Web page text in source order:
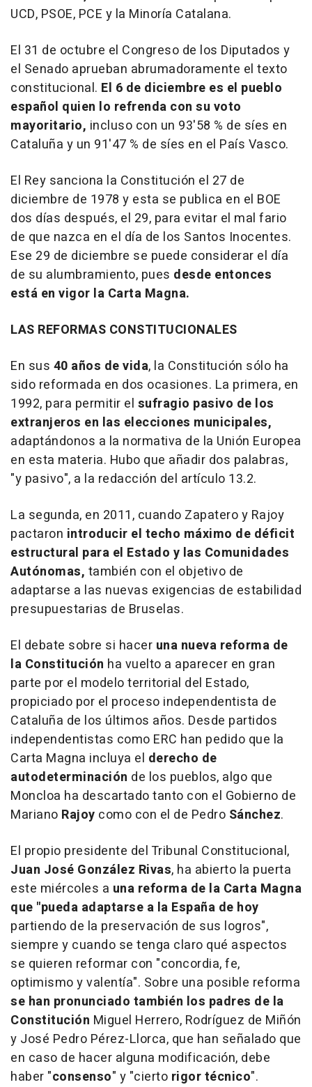
UCD, PSOE, PCE y la Minoría Catalana.
El 31 de octubre el Congreso de los Diputados y
el Senado aprueban abrumadoramente el texto
constitucional. El 6 de diciembre es el pueblo
español quien lo refrenda con su voto
mayoritario, incluso con un 93'58 % de síes en
Cataluña y un 91'47 % de síes en el País Vasco.
El Rey sanciona la Constitución el 27 de
diciembre de 1978 y esta se publica en el BOE
dos días después, el 29, para evitar el mal fario
de que nazca en el día de los Santos Inocentes.
Ese 29 de diciembre se puede considerar el día
de su alumbramiento, pues desde entonces
está en vigor la Carta Magna.
LAS REFORMAS CONSTITUCIONALES
En sus 40 años de vida, la Constitución sólo ha
sido reformada en dos ocasiones. La primera, en
1992, para permitir el sufragio pasivo de los
extranjeros en las elecciones municipales,
adaptándonos a la normativa de la Unión Europea
en esta materia. Hubo que añadir dos palabras,
"y pasivo", a la redacción del artículo 13.2.
La segunda, en 2011, cuando Zapatero y Rajoy
pactaron introducir el techo máximo de déficit
estructural para el Estado y las Comunidades
Autónomas, también con el objetivo de
adaptarse a las nuevas exigencias de estabilidad
presupuestarias de Bruselas.
El debate sobre si hacer una nueva reforma de
la Constitución ha vuelto a aparecer en gran
parte por el modelo territorial del Estado,
propiciado por el proceso independentista de
Cataluña de los últimos años. Desde partidos
independentistas como ERC han pedido que la
Carta Magna incluya el derecho de
autodeterminación de los pueblos, algo que
Moncloa ha descartado tanto con el Gobierno de
Mariano Rajoy como con el de Pedro Sánchez.
El propio presidente del Tribunal Constitucional,
Juan José González Rivas, ha abierto la puerta
este miércoles a una reforma de la Carta Magna
que "pueda adaptarse a la España de hoy
partiendo de la preservación de sus logros",
siempre y cuando se tenga claro qué aspectos
se quieren reformar con "concordia, fe,
optimismo y valentía". Sobre una posible reforma
se han pronunciado también los padres de la
Constitución Miguel Herrero, Rodríguez de Miñón
y José Pedro Pérez-Llorca, que han señalado que
en caso de hacer alguna modificación, debe
haber "consenso" y "cierto rigor técnico".